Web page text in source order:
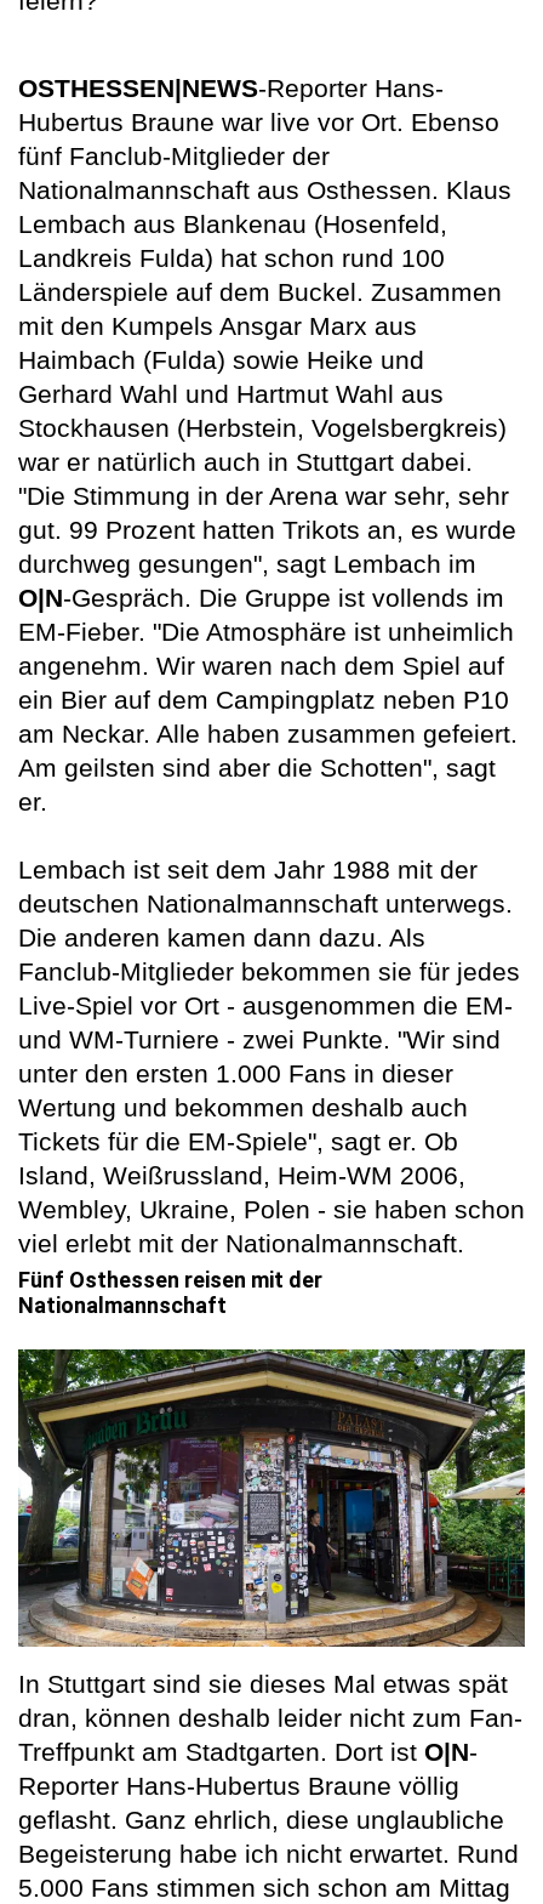
OSTHESSEN|NEWS-Reporter Hans-
Hubertus Braune war live vor Ort. Ebenso
fünf Fanclub-Mitglieder der
Nationalmannschaft aus Osthessen. Klaus
Lembach aus Blankenau (Hosenfeld,
Landkreis Fulda) hat schon rund 100
Länderspiele auf dem Buckel. Zusammen
mit den Kumpels Ansgar Marx aus
Haimbach (Fulda) sowie Heike und
Gerhard Wahl und Hartmut Wahl aus
Stockhausen (Herbstein, Vogelsbergkreis)
war er natürlich auch in Stuttgart dabei.
"Die Stimmung in der Arena war sehr, sehr
gut. 99 Prozent hatten Trikots an, es wurde
durchweg gesungen", sagt Lembach im
O|N-Gespräch. Die Gruppe ist vollends im
EM-Fieber. "Die Atmosphäre ist unheimlich
angenehm. Wir waren nach dem Spiel auf
ein Bier auf dem Campingplatz neben P10
am Neckar. Alle haben zusammen gefeiert.
Am geilsten sind aber die Schotten", sagt
er.
Lembach ist seit dem Jahr 1988 mit der
deutschen Nationalmannschaft unterwegs.
Die anderen kamen dann dazu. Als
Fanclub-Mitglieder bekommen sie für jedes
Live-Spiel vor Ort - ausgenommen die EM-
und WM-Turniere - zwei Punkte. "Wir sind
unter den ersten 1.000 Fans in dieser
Wertung und bekommen deshalb auch
Tickets für die EM-Spiele", sagt er. Ob
Island, Weißrussland, Heim-WM 2006,
Wembley, Ukraine, Polen - sie haben schon
viel erlebt mit der Nationalmannschaft.
Fünf Osthessen reisen mit der
Nationalmannschaft
In Stuttgart sind sie dieses Mal etwas spät
dran, können deshalb leider nicht zum Fan-
Treffpunkt am Stadtgarten. Dort ist O|N-
Reporter Hans-Hubertus Braune völlig
geflasht. Ganz ehrlich, diese unglaubliche
Begeisterung habe ich nicht erwartet. Rund
5.000 Fans stimmen sich schon am Mittag